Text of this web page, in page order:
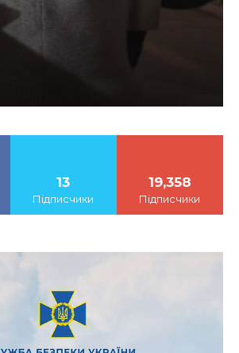
13
Підписчики
19,358
Підписчики